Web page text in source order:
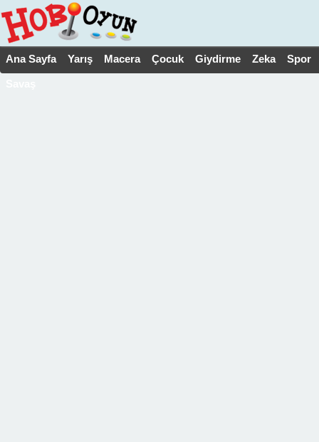
Ana Sayfa Yarış Macera Çocuk Giydirme Zeka Spor